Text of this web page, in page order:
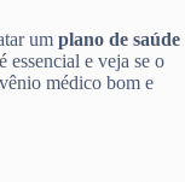
um plano de saúde
essencial e veja se o
médico bom e